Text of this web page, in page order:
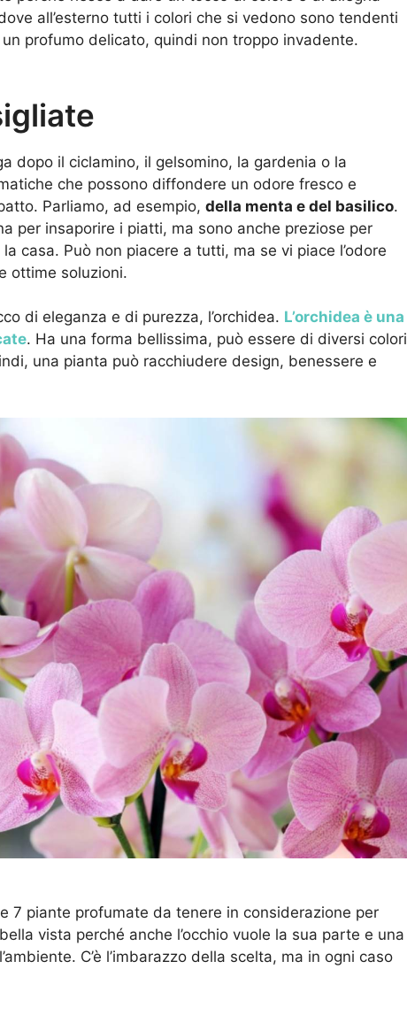
all’esterno tutti i colori che si vedono sono tendenti
profumo delicato, quindi non troppo invadente.
dopo il ciclamino, il gelsomino, la gardenia o la
che possono diffondere un odore fresco e
Parliamo, ad esempio, della menta e del basilico.
per insaporire i piatti, ma sono anche preziose per
casa. Può non piacere a tutti, ma se vi piace l’odore
ottime soluzioni.
di eleganza e di purezza, l’orchidea. L’orchidea è una
. Ha una forma bellissima, può essere di diversi colori
una pianta può racchiudere design, benessere e
7 piante profumate da tenere in considerazione per
vista perché anche l’occhio vuole la sua parte e una
C’è l’imbarazzo della scelta, ma in ogni caso